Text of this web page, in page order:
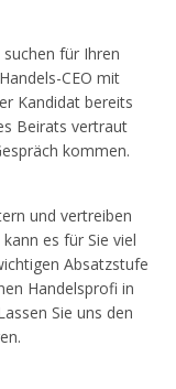
für Ihren
CEO mit
Kandidat bereits
Beirats vertraut
kommen.
und vertreiben
es für Sie viel
Absatzstufe
Handelsprofi in
Sie uns den